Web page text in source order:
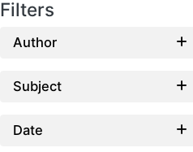
Filters
Author
Subject
Date